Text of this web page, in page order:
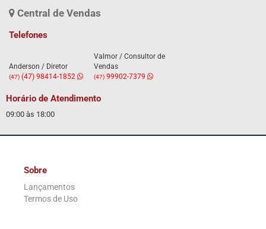
Central de Vendas
Telefones
Anderson / Diretor
(47) (47) 98414-1852
Valmor / Consultor de
Vendas
(47)99902-7379
Horário de Atendimento
09:00 às 18:00
Sobre
Lançamentos
Termos de Uso